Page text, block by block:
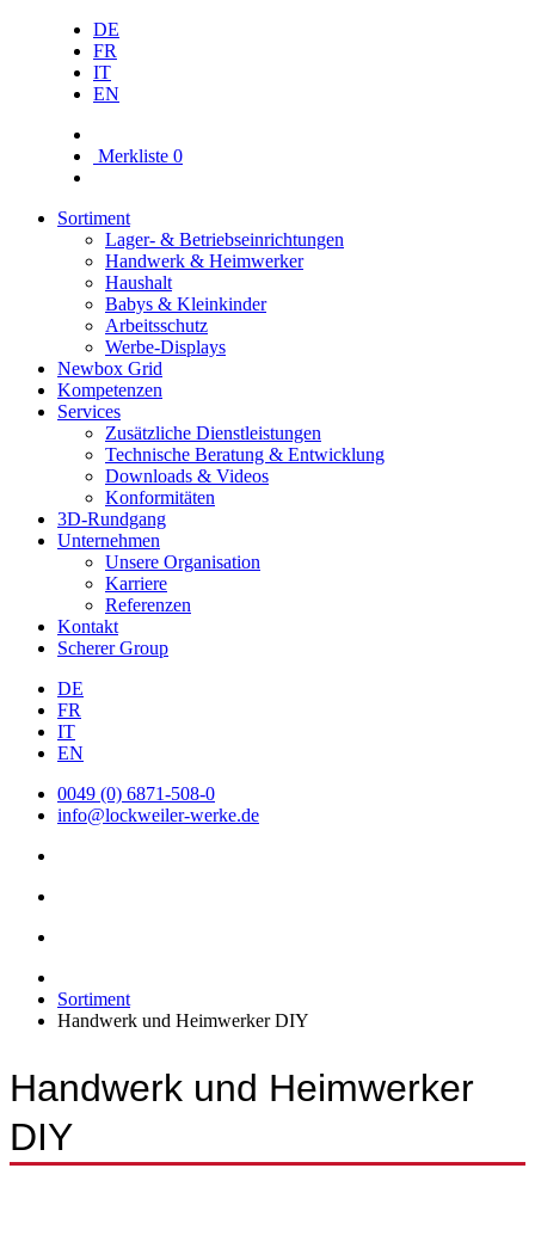
DE
FR
IT
EN
Merkliste 0
Sortiment
Lager- & Betriebs­einrichtungen
Handwerk & Heimwerker
Haushalt
Babys & Kleinkinder
Arbeitsschutz
Werbe-Displays
Newbox Grid
Kompetenzen
Services
Zusätzliche Dienstleistungen
Technische Beratung & Entwicklung
Downloads & Videos
Konformitäten
3D-Rundgang
Unternehmen
Unsere Organisation
Karriere
Referenzen
Kontakt
Scherer Group
DE
FR
IT
EN
0049 (0) 6871-508-0
info@lockweiler-werke.de
Sortiment
Handwerk und Heimwerker DIY
Handwerk und Heimwerker
DIY